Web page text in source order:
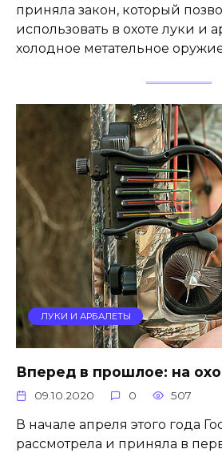
приняла закон, который
использовать в охоте луки и
холодное метательное
ЛУКИ И АРБАЛЕТЫ
Вперед в прошлое: на
09.10.2020 0 507
В начале апреля этого года
рассмотрела и приняла в